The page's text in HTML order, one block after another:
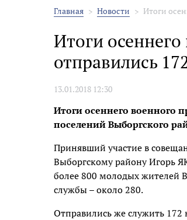
Главная Новости Итоги
Итоги
отправились
13.01.2018 12:30
Итоги осеннего военного
поселений Выборгского
Принявший участие в
Выборгскому району Игорь
более 800 молодых жителей
службы – около 280.
Отправились же служить 172